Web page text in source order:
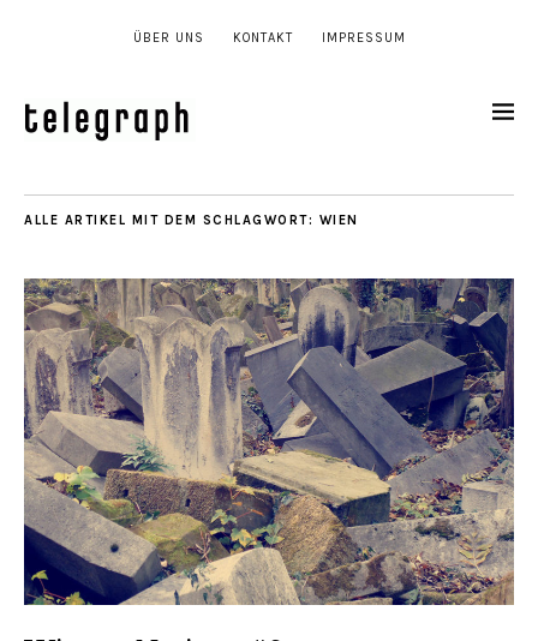
ÜBER UNS KONTAKT IMPRESSUM
ALLE ARTIKEL MIT DEM SCHLAGWORT: WIEN